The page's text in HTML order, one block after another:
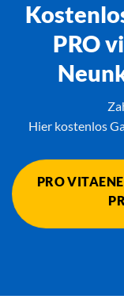
PRO
Hier kostenlos
PRO